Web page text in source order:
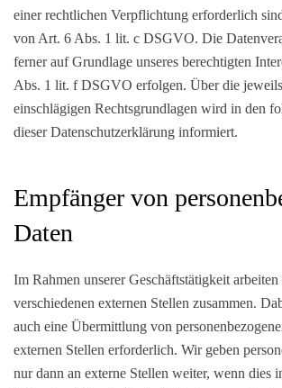
einer rechtlichen Verpflichtung erforderlich
von Art. 6 Abs. 1 lit. c DSGVO. Die
ferner auf Grundlage unseres berechtigten
Abs. 1 lit. f DSGVO erfolgen. Über die
einschlägigen Rechtsgrundlagen wird in den
dieser Datenschutzerklärung informiert.
Empfänger von
Daten
Im Rahmen unserer Geschäftstätigkeit
verschiedenen externen Stellen zusammen.
auch eine Übermittlung von
externen Stellen erforderlich. Wir geben
nur dann an externe Stellen weiter, wenn dies